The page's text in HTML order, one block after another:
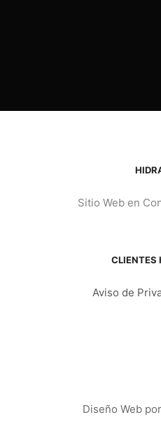
Sitio Web en
CLIENTES
Aviso de
Diseño Web por